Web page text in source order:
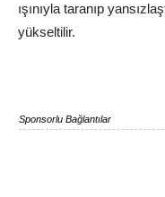
ışınıyla taranıp
yükseltilir.
Sponsorlu Bağlantılar